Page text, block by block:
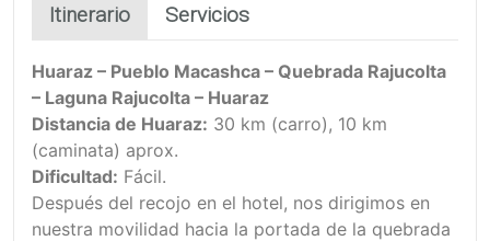
Itinerario Servicios
Huaraz – Pueblo Macashca – Quebrada Rajucolta
– Laguna Rajucolta – Huaraz
Distancia de Huaraz: 30 km (carro), 10 km
(caminata) aprox.
Dificultad: Fácil.
Después del recojo en el hotel, nos dirigimos en
nuestra movilidad hacia la portada de la quebrada